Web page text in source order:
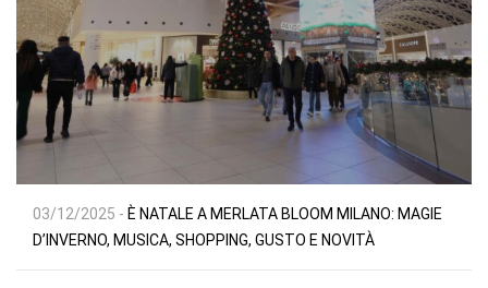
03/12/2025 - È NATALE A MERLATA BLOOM MILANO: MAGIE
D’INVERNO, MUSICA, SHOPPING, GUSTO E NOVITÀ